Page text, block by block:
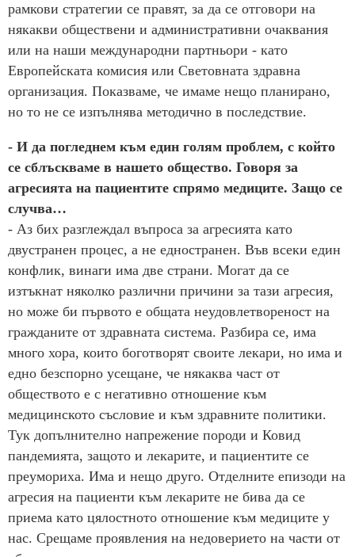
рамкови стратегии се правят, за да се отговори на
някакви обществени и административни очаквания
или на наши международни партньори - като
Европейската комисия или Световната здравна
организация. Показваме, че имаме нещо планирано,
но то не се изпълнява методично в последствие.
- И да погледнем към един голям проблем, с който
се сблъскваме в нашето общество. Говоря за
агресията на пациентите спрямо медиците. Защо се
случва…
- Аз бих разглеждал въпроса за агресията като
двустранен процес, а не едностранен. Във всеки един
конфлик, винаги има две страни. Могат да се
изтъкнат няколко различни причини за тази агресия,
но може би първото е общата неудовлетвореност на
гражданите от здравната система. Разбира се, има
много хора, които боготворят своите лекари, но има и
едно безспорно усещане, че някаква част от
обществото е с негативно отношение към
медицинското съсловие и към здравните политики.
Тук допълнително напрежение породи и Ковид
пандемията, защото и лекарите, и пациентите се
преумориха. Има и нещо друго. Отделните епизоди на
агресия на пациенти към лекарите не бива да се
приема като цялостното отношение към медиците у
нас. Срещаме проявления на недоверието на части от